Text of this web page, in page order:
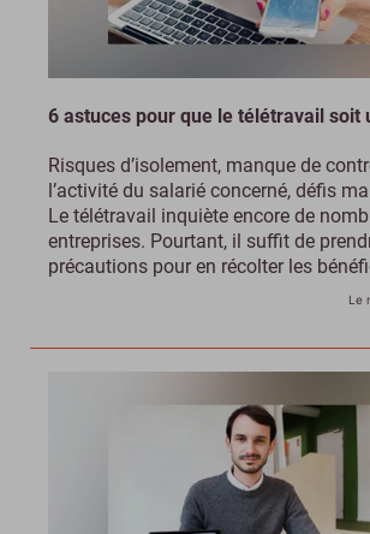
6 astuces pour que le télétravail soit
Risques d’isolement, manque de
l’activité du salarié concerné, défis
Le télétravail inquiète encore de
entreprises. Pourtant, il suffit de
précautions pour en récolter les
Le